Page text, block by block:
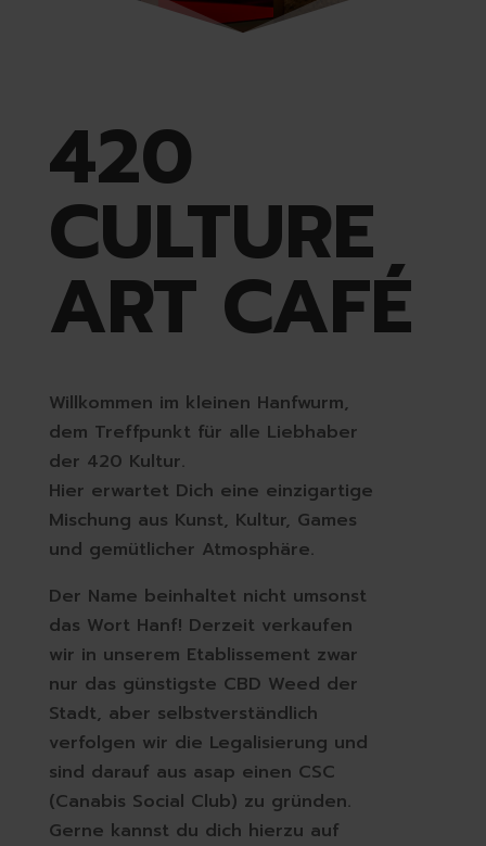
420
CULTURE
ART CAFÉ
Willkommen im kleinen Hanfwurm,
dem Treffpunkt für alle Liebhaber
der 420 Kultur.
Hier erwartet Dich eine einzigartige
Mischung aus Kunst, Kultur, Games
und gemütlicher Atmosphäre.
Der Name beinhaltet nicht umsonst
das Wort Hanf! Derzeit verkaufen
wir in unserem Etablissement zwar
nur das günstigste CBD Weed der
Stadt, aber selbstverständlich
verfolgen wir die Legalisierung und
sind darauf aus asap einen CSC
(Canabis Social Club) zu gründen.
Gerne kannst du dich hierzu auf